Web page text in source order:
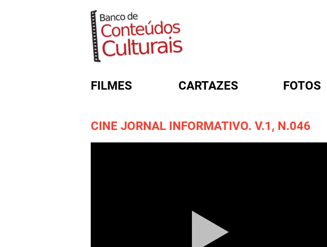
FILMES CARTAZES FOTOS
CINE JORNAL INFORMATIVO. V.1, N.046